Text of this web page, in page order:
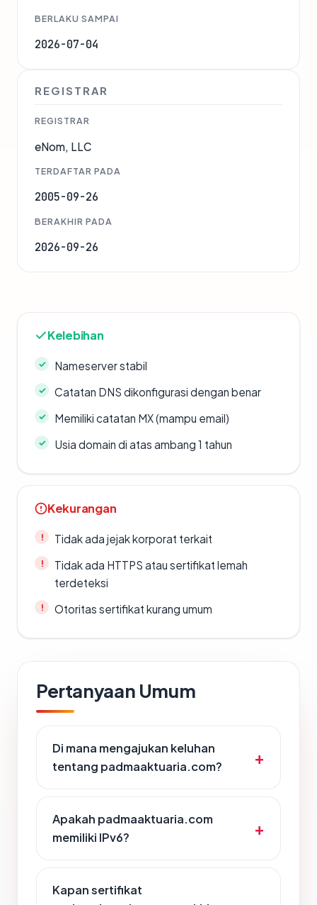
BERLAKU SAMPAI
2026-07-04
REGISTRAR
REGISTRAR
eNom, LLC
TERDAFTAR PADA
2005-09-26
BERAKHIR PADA
2026-09-26
Kelebihan
Nameserver stabil
Catatan DNS dikonfigurasi dengan benar
Memiliki catatan MX (mampu email)
Usia domain di atas ambang 1 tahun
Kekurangan
Tidak ada jejak korporat terkait
Tidak ada HTTPS atau sertifikat lemah
terdeteksi
Otoritas sertifikat kurang umum
Pertanyaan Umum
Di mana mengajukan keluhan
tentang padmaaktuaria.com?
Apakah padmaaktuaria.com
memiliki IPv6?
Kapan sertifikat